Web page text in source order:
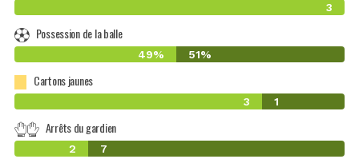
3
Possession de la balle
49% 51%
Cartons jaunes
3 1
Arrêts du gardien
2 7